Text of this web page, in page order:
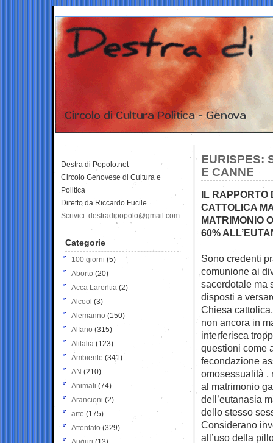
EURISPES:
E CANNE
IL RAPPORTO
CATTOLICA
MATRIMONIO
60%
Sono credenti
comunione ai
sacerdotale ma
disposti a
Chiesa
non ancora in
interferisca
questioni come
fecondazione
omosessualità ,
al matrimonio
dell’eutanasia
dello stesso
Considerano
all’uso della
Destra di Popolo.net
Circolo Genovese di Cultura e
Politica
Diretto da Riccardo Fucile
Scrivici: destradipopolo@gmail.com
Categorie
100 giorni (5)
Aborto (20)
Acca Larentia (2)
Alcool (3)
Alemanno (150)
Alfano (315)
Alitalia (123)
Ambiente (341)
AN (210)
Animali (74)
Arancioni (2)
arte (175)
Attentato (329)